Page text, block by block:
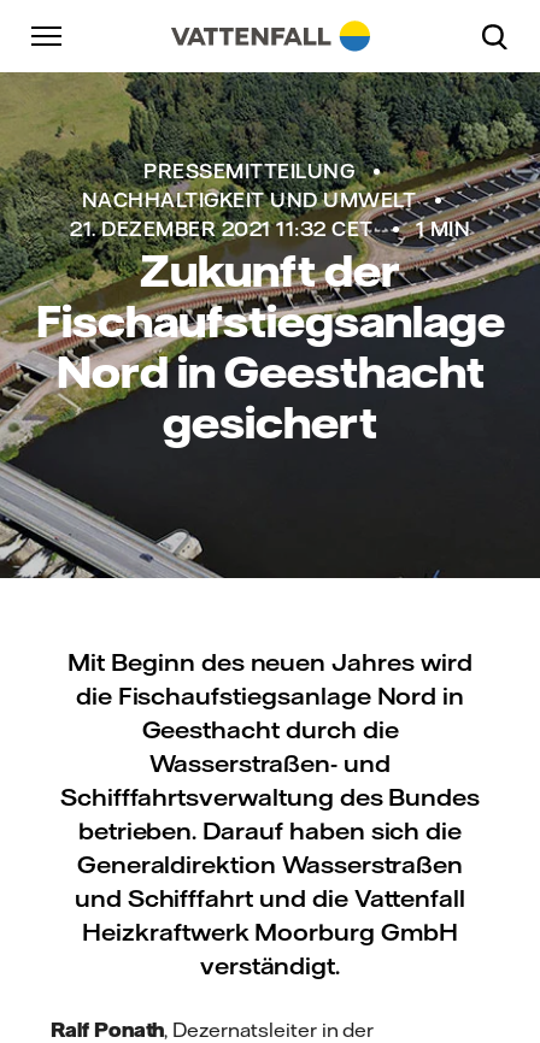
Überspringen
Zurück zur Hauptnavigation
Gehe zur Fußzeile
PRESSEMITTEILUNG
NACHHALTIGKEIT UND UMWELT
21. DEZEMBER 2021 11:32 CET
1 MIN
Zukunft der
Fischaufstiegsanlage
Nord in Geesthacht
gesichert
Mit Beginn des neuen Jahres wird
die Fischaufstiegsanlage Nord in
Geesthacht durch die
Wasserstraßen- und
Schifffahrtsverwaltung des Bundes
betrieben. Darauf haben sich die
Generaldirektion Wasserstraßen
und Schifffahrt und die Vattenfall
Heizkraftwerk Moorburg GmbH
verständigt.
Ralf Ponath, Dezernatsleiter in der
Zurück zur Hauptnavigation